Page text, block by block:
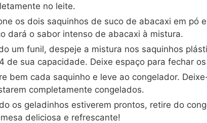
no leite.
os dois saquinhos de suco de abacaxi em pó
dará o sabor intenso de abacaxi à mistura.
um funil, despeje a mistura nos saquinhos
de sua capacidade. Deixe espaço para fechar
bem cada saquinho e leve ao congelador.
completamente congelados.
os geladinhos estiverem prontos, retire do
deliciosa e refrescante!